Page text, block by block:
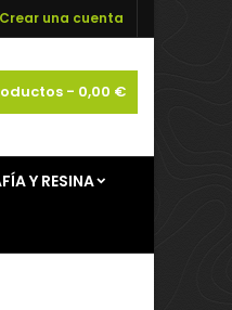
Crear una cuenta
- 0,00 €
Y RESINA